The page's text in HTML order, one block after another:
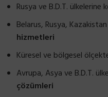
Rusya ve B.D.T. ülkelerine
Belarus, Rusya, Kazakistan
hizmetleri
Küresel ve bölgesel
Avrupa, Asya ve B.D.T.
çözümleri